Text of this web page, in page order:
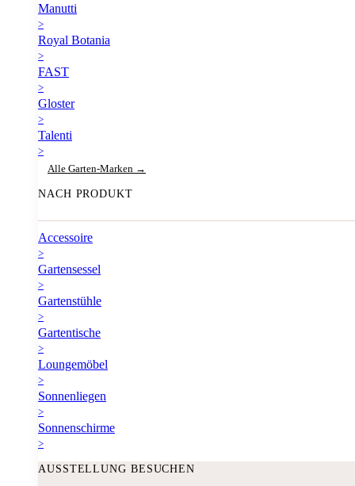
Manutti
>
Royal Botania
>
FAST
>
Gloster
>
Talenti
>
Alle Garten-Marken →
NACH PRODUKT
Accessoire
>
Gartensessel
>
Gartenstühle
>
Gartentische
>
Loungemöbel
>
Sonnenliegen
>
Sonnenschirme
>
AUSSTELLUNG BESUCHEN